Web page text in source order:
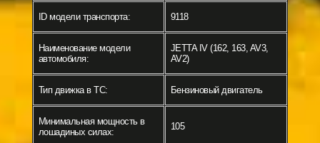
ID модели транспорта: 9118
Наименование модели
автомобиля:
JETTA IV (162, 163, AV3,
AV2)
Тип движка в ТС: Бензиновый двигатель
Минимальная мощность в
лошадиных силах:
105